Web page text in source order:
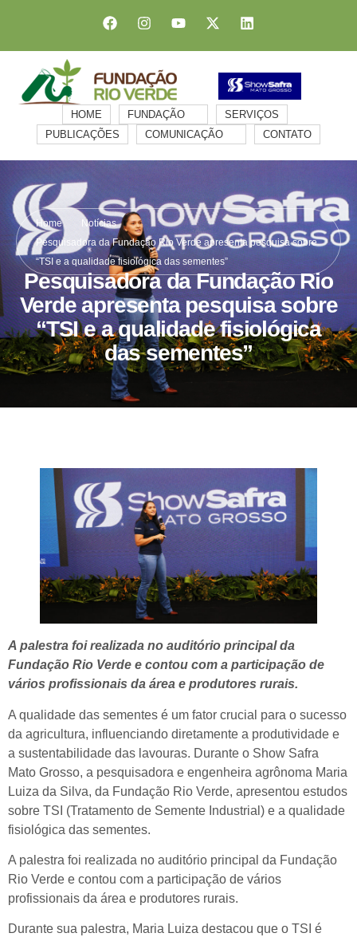
HOME FUNDAÇÃO
SERVIÇOS
PUBLICAÇÕES
COMUNICAÇÃO CONTATO
Home
Notícias
Pesquisadora da Fundação Rio Verde apresenta pesquisa sobre
“TSI e a qualidade fisiológica das sementes”
Pesquisadora da Fundação Rio
Verde apresenta pesquisa sobre
“TSI e a qualidade fisiológica
das sementes”
A palestra foi realizada no auditório principal da
Fundação Rio Verde e contou com a participação de
vários profissionais da área e produtores rurais.
A qualidade das sementes é um fator crucial para o sucesso
da agricultura, influenciando diretamente a produtividade e
a sustentabilidade das lavouras. Durante o Show Safra
Mato Grosso, a pesquisadora e engenheira agrônoma Maria
Luiza da Silva, da Fundação Rio Verde, apresentou estudos
sobre TSI (Tratamento de Semente Industrial) e a qualidade
fisiológica das sementes.
A palestra foi realizada no auditório principal da Fundação
Rio Verde e contou com a participação de vários
profissionais da área e produtores rurais.
Durante sua palestra, Maria Luiza destacou que o TSI é